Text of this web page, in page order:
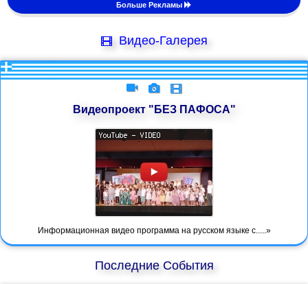
Больше Рекламы
Видео-Галерея
Видеопроект "БЕЗ ПАФОСА"
Информационная видео программа на русском языке с.....»
Последние События